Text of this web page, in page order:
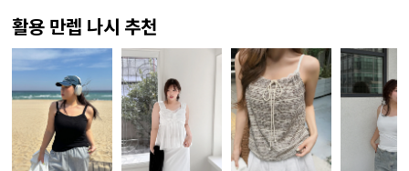
활용 만렙 나시 추천